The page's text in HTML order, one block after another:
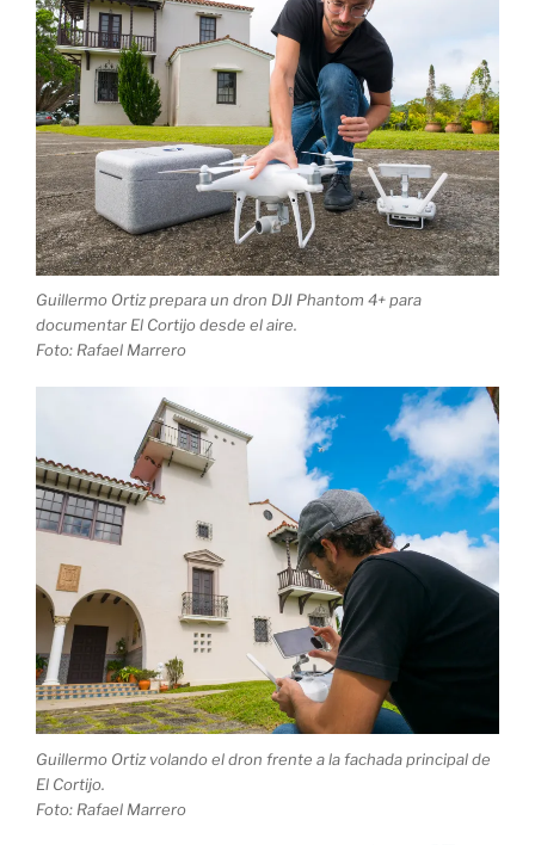
Guillermo Ortiz prepara un dron DJI Phantom 4+ para
documentar El Cortijo desde el aire.
Foto: Rafael Marrero
Guillermo Ortiz volando el dron frente a la fachada principal de
El Cortijo.
Foto: Rafael Marrero